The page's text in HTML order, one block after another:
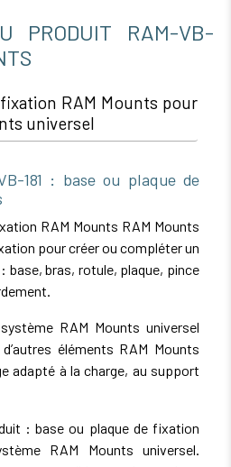
PRODUIT RAM-VB-
RAM Mounts pour
universel
181 : base ou plaque de
RAM Mounts RAM Mounts
pour créer ou compléter un
base, bras, rotule, plaque, pince
RAM Mounts universel
éléments RAM Mounts
adapté à la charge, au support
: base ou plaque de fixation
RAM Mounts universel.